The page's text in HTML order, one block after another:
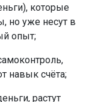
которые
но уже несут в
опыт;
навык счёта;
растут